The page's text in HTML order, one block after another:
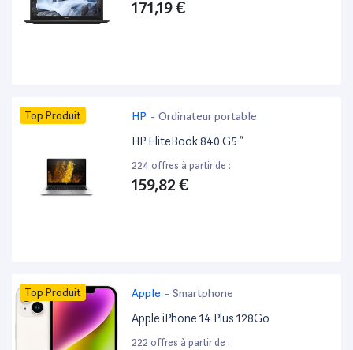
171,19 €
Top Produit HP - Ordinateur portable
HP EliteBook 840 G5 ”
224 offres à partir de :
159,82 €
Top Produit Apple - Smartphone
Apple iPhone 14 Plus 128Go
222 offres à partir de :